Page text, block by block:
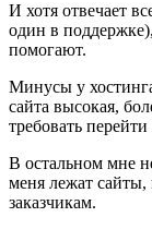
И хотя отвечает
один в
помогают.
Минусы у
сайта высокая,
требовать
В остальном мне
меня лежат сайты,
заказчикам.